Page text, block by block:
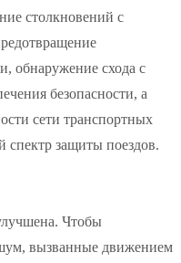
столкновений с
обнаружение схода с
безопасности, а
сети транспортных
спектр защиты поездов.
Чтобы
вызванные движением